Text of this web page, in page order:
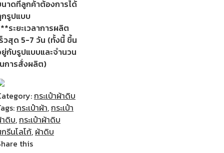
าดที่ลูกค้าต้องการได้
รูปแบบ
ระยะเวลาการผลิต
วสุด 5-7 วัน (ทั้งนี้ ขึ้น
กับรูปแบบและจำนวน
การสั่งผลิต)
กระเป๋าผ้าดิบ
กระเป๋าผ้า,กระเป๋า
ดิบ,กระเป๋าผ้าดิบ
รีนโลโก้, ผ้าดิบ
this